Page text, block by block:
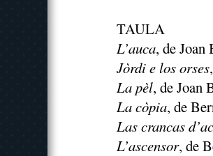
TAULA
L’auca, de Joan
Jòrdi e los orses
La pèl, de Joan
La còpia, de
Las crancas
L’ascensor, de